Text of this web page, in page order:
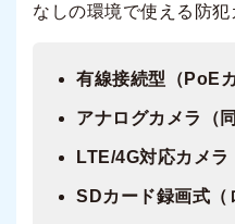
なしの環境で使える防犯
有線接続型（PoEカ
アナログカメラ（
LTE/4G対応カメラ
SDカード録画式（